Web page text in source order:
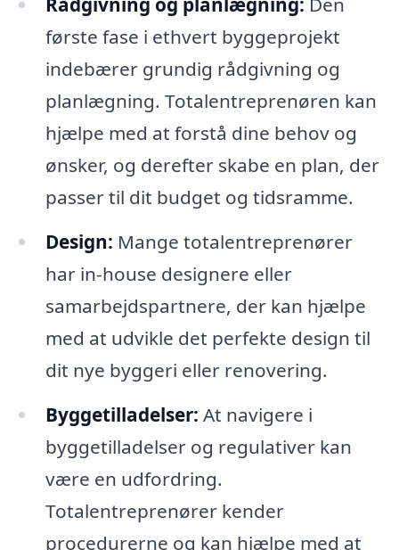
første fase i ethvert byggeprojekt
indebærer grundig rådgivning og
planlægning. Totalentreprenøren kan
hjælpe med at forstå dine behov og
ønsker, og derefter skabe en plan, der
passer til dit budget og tidsramme.
Design: Mange totalentreprenører
har in-house designere eller
samarbejdspartnere, der kan hjælpe
med at udvikle det perfekte design til
dit nye byggeri eller renovering.
Byggetilladelser: At navigere i
byggetilladelser og regulativer kan
være en udfordring.
Totalentreprenører kender
procedurerne og kan hjælpe med at